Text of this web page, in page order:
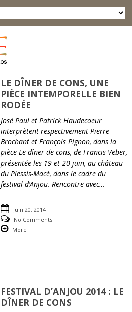
LE DÎNER DE CONS, UNE
PIÈCE INTEMPORELLE BIEN
RODÉE
José Paul et Patrick Haudecoeur
interprètent respectivement Pierre
Brochant et François Pignon, dans la
pièce Le dîner de cons, de Francis Veber,
présentée les 19 et 20 juin, au château
du Plessis-Macé, dans le cadre du
festival d’Anjou. Rencontre avec…
juin 20, 2014
No Comments
More
FESTIVAL D’ANJOU 2014 : LE
DÎNER DE CONS